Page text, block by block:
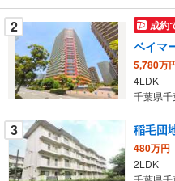
件
を
マ
イ
ペ
ー
ジ
に
保
2 成約
ベイマ
5,780万
4LDK
千葉県
3 稲毛団
480万円
2LDK